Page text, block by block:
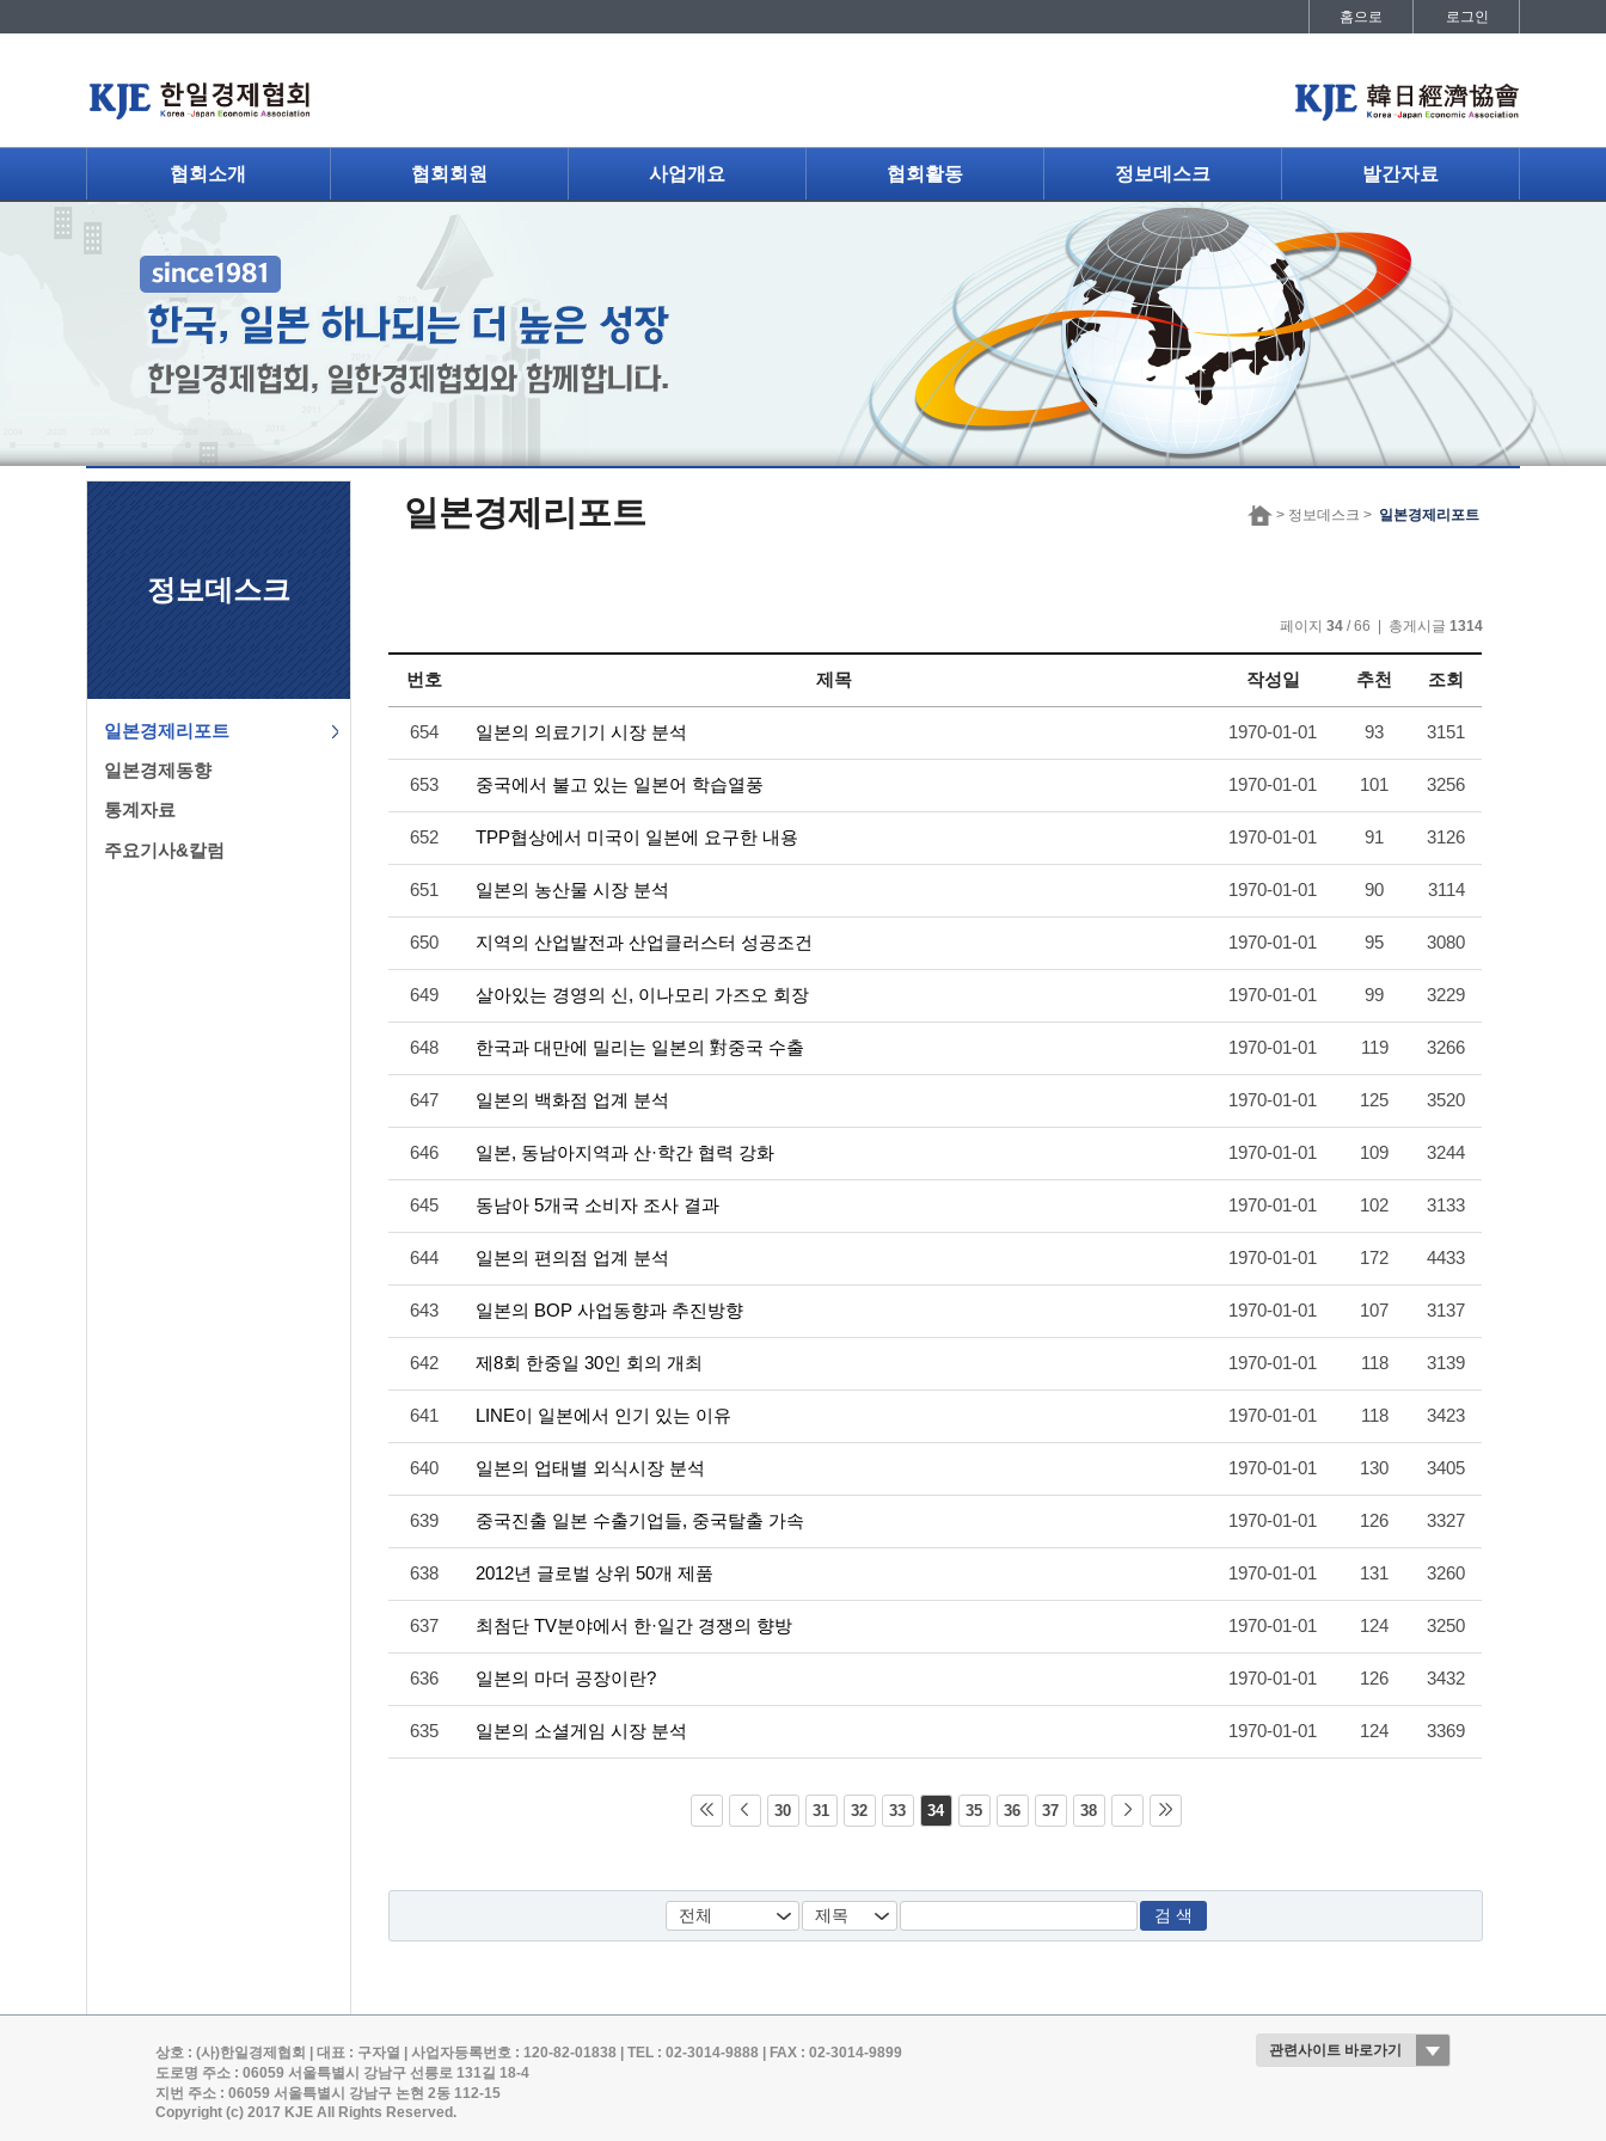
홈으로 로그인
협회소개 협회회원 사업개요 협회활동 정보데스크 발간자료
정보데스크
일본경제리포트
일본경제동향
통계자료
주요기사&칼럼
일본경제리포트 > 정보데스크 > 일본경제리포트
페이지 34/ 66 | 총게시글 1314
번호 제목 작성일 추천 조회
654 일본의 의료기기 시장 분석 1970-01-01 93 3151
653 중국에서 불고 있는 일본어 학습열풍 1970-01-01 101 3256
652 TPP협상에서 미국이 일본에 요구한 내용 1970-01-01 91 3126
651 일본의 농산물 시장 분석 1970-01-01 90 3114
650 지역의 산업발전과 산업클러스터 성공조건 1970-01-01 95 3080
649 살아있는 경영의 신, 이나모리 가즈오 회장 1970-01-01 99 3229
648 한국과 대만에 밀리는 일본의 對중국 수출 1970-01-01 119 3266
647 일본의 백화점 업계 분석 1970-01-01 125 3520
646 일본, 동남아지역과 산·학간 협력 강화 1970-01-01 109 3244
645 동남아 5개국 소비자 조사 결과 1970-01-01 102 3133
644 일본의 편의점 업계 분석 1970-01-01 172 4433
643 일본의 BOP 사업동향과 추진방향 1970-01-01 107 3137
642 제8회 한중일 30인 회의 개최 1970-01-01 118 3139
641 LINE이 일본에서 인기 있는 이유 1970-01-01 118 3423
640 일본의 업태별 외식시장 분석 1970-01-01 130 3405
639 중국진출 일본 수출기업들, 중국탈출 가속 1970-01-01 126 3327
638 2012년 글로벌 상위 50개 제품 1970-01-01 131 3260
637 최첨단 TV분야에서 한·일간 경쟁의 향방 1970-01-01 124 3250
636 일본의 마더 공장이란? 1970-01-01 126 3432
635 일본의 소셜게임 시장 분석 1970-01-01 124 3369
30 31 32 33 34 35 36 37 38
검 색
상호 : (사)한일경제협회 | 대표 : 구자열 | 사업자등록번호 : 120-82-01838 | TEL : 02-3014-9888 | FAX : 02-3014-9899
도로명 주소 : 06059 서울특별시 강남구 선릉로 131길 18-4
지번 주소 : 06059 서울특별시 강남구 논현 2동 112-15
Copyright (c) 2017 KJE All Rights Reserved.